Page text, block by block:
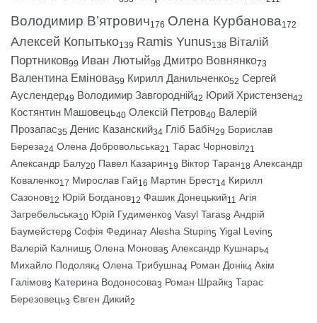
Володимир В’ятрович176 Олена Курбанова172
Алексей Копытько139 Ramis Yunus138 Віталій
Портников99 Иван Лютый98 Дмитро Вовнянко73
Валентина Емінова59 Кирилл Данильченко52 Сергей
Ауслендер49 Володимир Завгородній42 Юрий Христензен42
Костянтин Машовець40 Олексій Петров40 Валерій
Прозапас35 Денис Казанский34 Гліб Бабіч29 Борислав
Береза24 Олена Добровольська21 Тарас Чорновіл21
Александр Балу20 Павел Казарин19 Віктор Таран18 Александр
Коваленко17 Мирослав Гай16 Мартин Брест14 Кирилл
Сазонов12 Юрій Богданов12 Фашик Донецький11 Агія
Загребельська10 Юрій Гудименко9 Vasyl Taras8 Андрій
Баумейстер8 Софія Федина7 Alesha Stupin5 Yigal Levin5
Валерій Калниш5 Олена Монова5 Александр Кушнарь4
Михайло Подоляк4 Олена Трибушна4 Роман Донік4 Акім
Галімов3 Катерина Водоносова3 Роман Шрайк3 Тарас
Березовець3 Євген Дикий2